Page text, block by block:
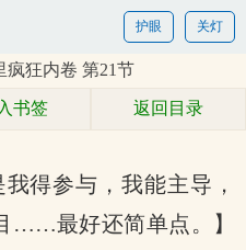
关灯
护眼
疯狂内卷 第21节
书签 返回目录
得参与，我能主导，
……最好还简单点。】